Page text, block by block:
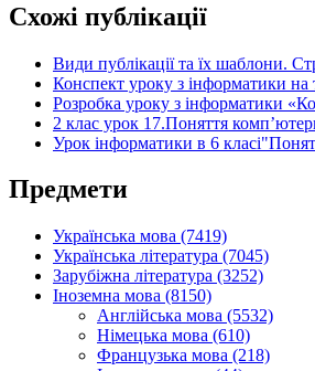
Схожі публікації
Види публікації та їх шаблони.
Конспект уроку з інформатики
Розробка уроку з інформатики
2 клас урок 17.Поняття
Урок інформатики в 6
Предмети
Українська мова (7419)
Українська література (7045)
Зарубіжна література (3252)
Іноземна мова (8150)
Англійська мова (5532)
Німецька мова (610)
Французька мова (218)